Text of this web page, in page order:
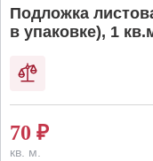
Подложка
в упаковке), 1
70 ₽
кв. м.